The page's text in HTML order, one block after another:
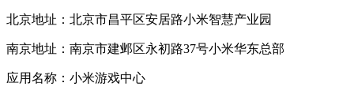
北京地址：北京市昌平区安居路小米智慧产业园
南京地址：南京市建邺区永初路37号小米华东总部
应用名称：小米游戏中心